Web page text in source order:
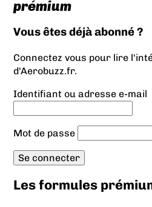
prémium
Vous êtes déjà abonné ?
Connectez vous pour lire
d'Aerobuzz.fr.
Identifiant ou adresse e-mail
Mot de passe
Les formules